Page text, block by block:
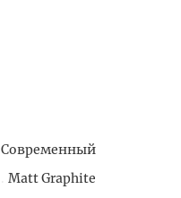
Современный
Matt Graphite